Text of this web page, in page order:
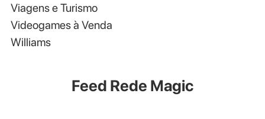
Viagens e Turismo
Videogames à Venda
Williams
Feed Rede Magic